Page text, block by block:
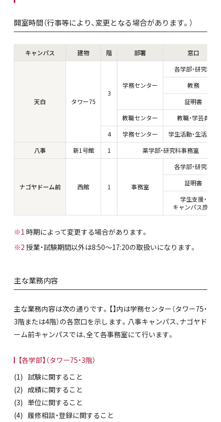
開室時間（行事等により、変更となる場合があります。）
キャンパス 建物 階 部署 窓口
天白 タワー75
3
学務センター
各学部・研究科
教務
証明書
教職センター
教職・学芸員
4
学務センター
学生活動・生活支援
八事
新1号館 1 薬学部・研究科事務室
ナゴヤドーム前 西館 1 事務室
各学部・研究科
証明書
学生支援・
キャンパス庶務
※1 時期によって変更する場合があります。
※2 授業・試験期間以外は8:50～17:20の取扱いになります。
主な業務内容
主な業務内容は次の通りです。【】内は学務センター（タワー75・
3階または4階）の各窓口を示します。八事キャンパス、ナゴヤド
ーム前キャンパスでは、全て各事務室にて行います。
【各学部】（タワー75・3階）
試験に関すること
成績に関すること
単位に関すること
履修相談・登録に関すること